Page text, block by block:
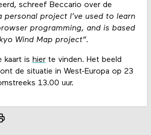
schreef Beccario over de
a personal project I’ve used to learn
programming, and is based
Wind Map project”.
kaart is hierte vinden. Het beeld
de situatie in West-Europa op 23
13.00 uur.